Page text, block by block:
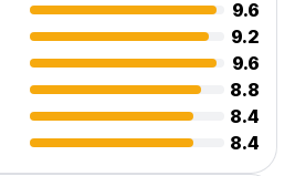
9.6
9.2
9.6
8.8
8.4
8.4